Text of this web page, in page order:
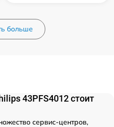
больше
43PFS4012 стоит
сервис-центров,